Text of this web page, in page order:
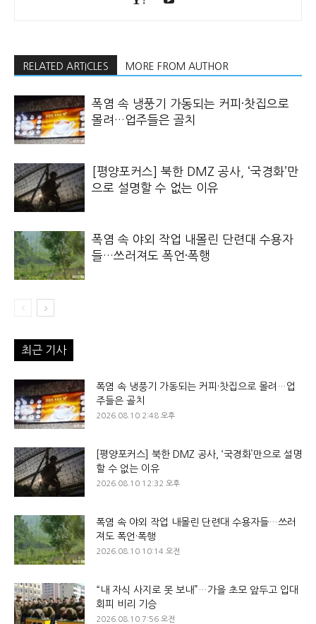
RELATED ARTICLES MORE FROM AUTHOR
폭염 속 냉풍기 가동되는 커피·찻집으로
몰려…업주들은 골치
[평양포커스] 북한 DMZ 공사, ‘국경화’만
으로 설명할 수 없는 이유
폭염 속 야외 작업 내몰린 단련대 수용자
들…쓰러져도 폭언·폭행
최근 기사
폭염 속 냉풍기 가동되는 커피·찻집으로 몰려…업
주들은 골치
2026.08.10 2:48 오후
[평양포커스] 북한 DMZ 공사, ‘국경화’만으로 설명
할 수 없는 이유
2026.08.10 12:32 오후
폭염 속 야외 작업 내몰린 단련대 수용자들…쓰러
져도 폭언·폭행
2026.08.10 10:14 오전
“내 자식 사지로 못 보내”…가을 초모 앞두고 입대
회피 비리 기승
2026.08.10 7:56 오전